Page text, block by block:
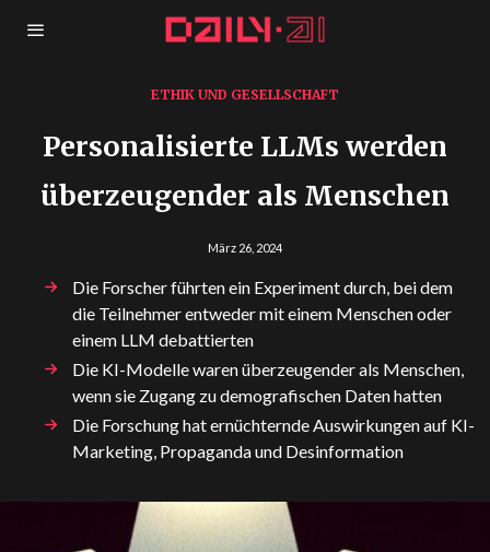
ETHIK UND GESELLSCHAFT
Personalisierte LLMs werden
überzeugender als Menschen
März 26, 2024
Die Forscher führten ein Experiment durch, bei dem
die Teilnehmer entweder mit einem Menschen oder
einem LLM debattierten
Die KI-Modelle waren überzeugender als Menschen,
wenn sie Zugang zu demografischen Daten hatten
Die Forschung hat ernüchternde Auswirkungen auf KI-
Marketing, Propaganda und Desinformation